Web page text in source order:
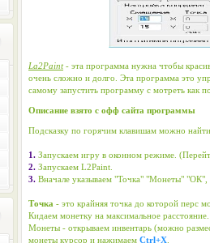
La2Paint- эта программа нужна чтобы
очень сложно и долго. Эта программа это
самому запустить программу с мотреть как
Описание взято с офф сайта программы
Подсказку по горячим клавишам можно
1. Запускаем игру в оконном режиме.
2. Запускаем L2Paint.
3. Вначале указываем "Точка" "Монеты" "ОК",
Точка - это крайняя точка до которой перс
Кидаем монетку на максимальное
Монеты - открываем инвентарь (можно
монеты курсор и нажимаем Ctrl+X